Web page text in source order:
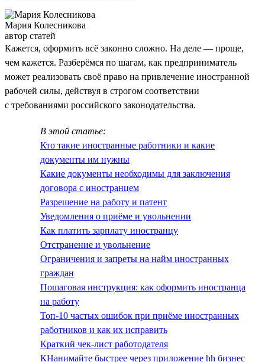
Мария Колесникова
автор статей
Кажется, оформить всё законно сложно. На деле — проще,
чем кажется. Разберёмся по шагам, как предприниматель
может реализовать своё право на привлечение иностранной
рабочей силы, действуя в строгом соответствии
с требованиями российского законодательства.
В этой статье:
Кто такие иностранные работники и какие
документы им нужны
Какие документы необходимы для заключения
договора с иностранцем
Разрешение на работу и патент
Уведомления о приёме и увольнении
Как платить зарплату иностранцу
Отстранение и увольнение
Ограничения и запреты на найм иностранных
граждан
Пошаговая инструкция: как оформить иностранца
на работу
Топ-10 частых ошибок при приёме иностранных
работников и как их исправить
Краткий чек-лист работодателя
КНанимайте быстрее через приложение hh бизнес